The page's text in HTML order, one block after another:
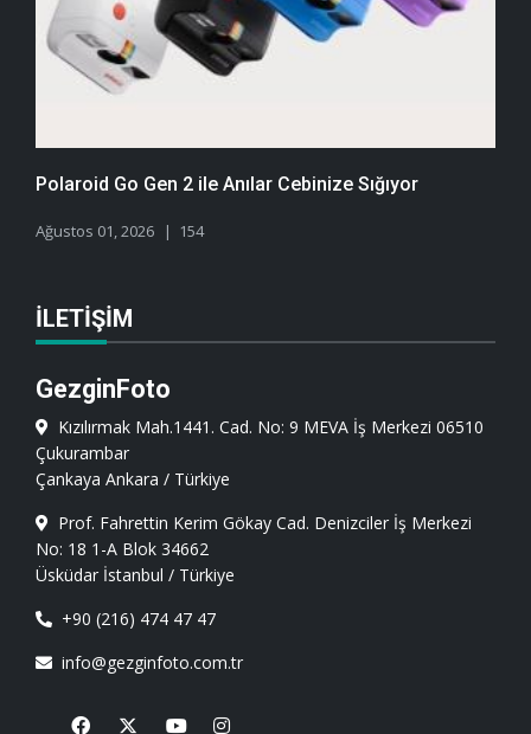
Polaroid Go Gen 2 ile Anılar Cebinize Sığıyor
Ağustos 01, 2026 154
İLETIŞIM
GezginFoto
Kızılırmak Mah.1441. Cad. No: 9 MEVA İş Merkezi 06510
Çukurambar
Çankaya Ankara / Türkiye
Prof. Fahrettin Kerim Gökay Cad. Denizciler İş Merkezi
No: 18 1-A Blok 34662
Üsküdar İstanbul / Türkiye
+90 (216) 474 47 47
info@gezginfoto.com.tr